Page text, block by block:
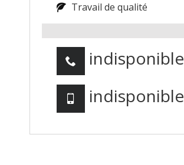
Travail de qualité
indisponible
indisponible